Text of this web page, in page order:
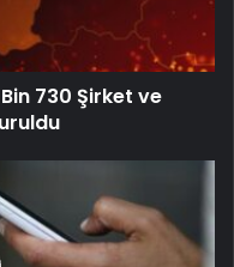
Bin 730 Şirket ve